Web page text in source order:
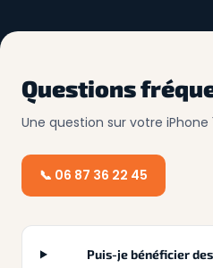
Questions
Une question sur votre iPhone
📞 06 87 36 22 45
Puis-je bénéficier